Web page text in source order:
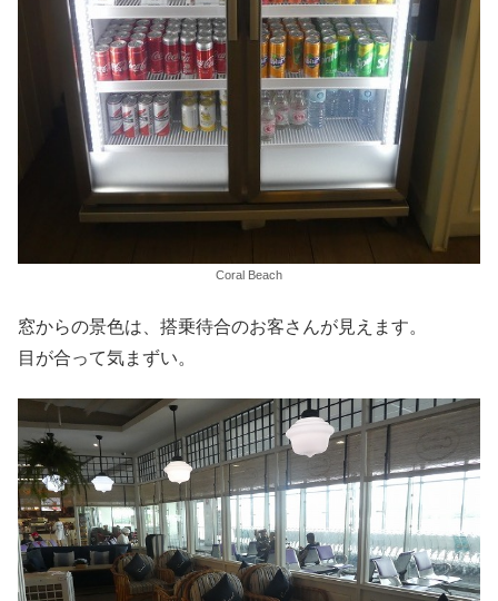
Coral Beach
窓からの景色は、搭乗待合のお客さんが見えます。
目が合って気まずい。